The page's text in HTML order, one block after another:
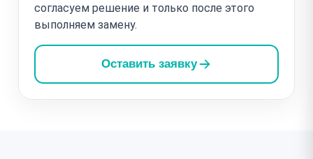
согласуем решение и только после этого
выполняем замену.
Оставить заявку